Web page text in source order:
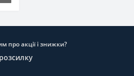
про акції і знижки?